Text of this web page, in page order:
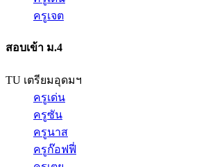
ครูเจต
สอบเข้า ม.4
TU เตรียมอุดมฯ
ครูเด่น
ครูซัน
ครูนาส
ครูก๊อฟฟี่